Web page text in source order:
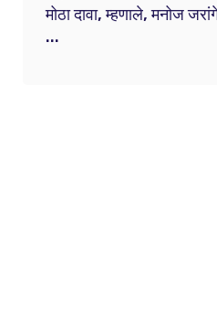
मोठा दावा, म्हणाले, मनोज
...